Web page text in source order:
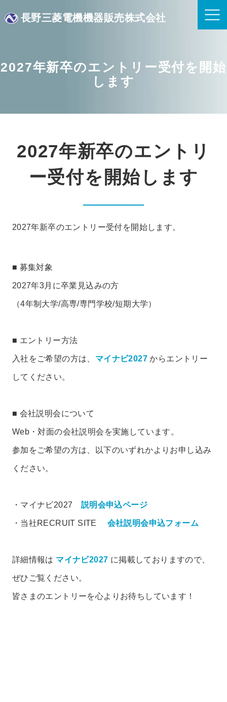
長野三菱電機機器販売株式会社
2027年新卒のエントリー受付を開始
します
2027年新卒のエントリ
ー受付を開始します
2027年新卒のエントリー受付を開始します。
■ 募集対象
2027年3月に卒業見込みの方
（4年制大学/高専/専門学校/短期大学）
■ エントリー方法
入社をご希望の方は、 マイナビ2027 からエントリー
してください。
■ 会社説明会について
Web・対面の会社説明会を実施しています。
参加をご希望の方は、以下のいずれかよりお申し込み
ください。
・マイナビ2027 説明会申込ページ
・当社RECRUIT SITE 会社説明会申込フォーム
詳細情報は マイナビ2027 に掲載しておりますので、
ぜひご覧ください。
皆さまのエントリーを心よりお待ちしています！